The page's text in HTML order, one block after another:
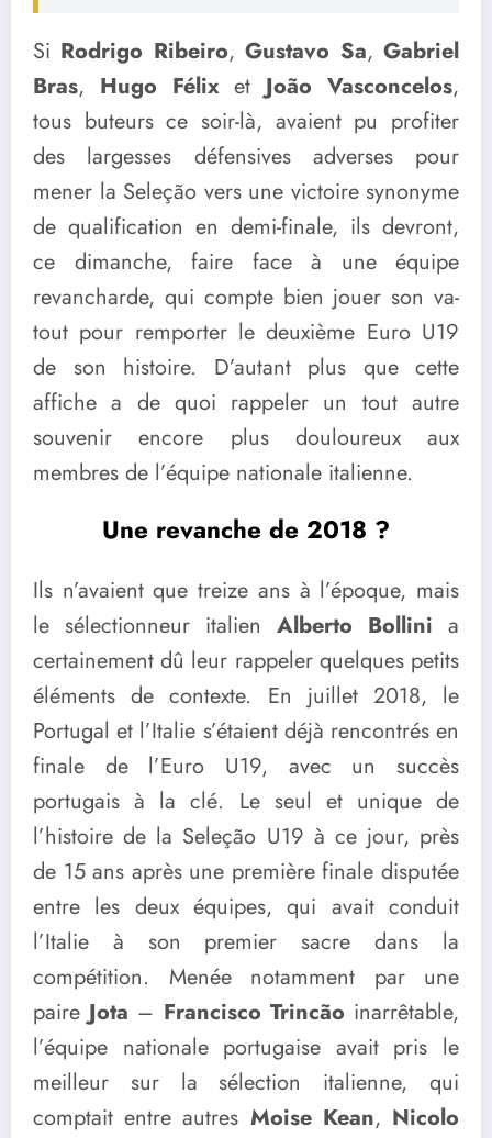
Si Rodrigo Ribeiro,Gustavo Sa,Gabriel
Bras, Hugo FélixetJoão Vasconcelos,
tous buteurs ce soir-là, avaient pu profiter
des largesses défensives adverses pour
mener la Seleção vers une victoire synonyme
de qualification en demi-finale, ils devront,
ce dimanche, faire face à une équipe
revancharde, qui compte bien jouer son va-
tout pour remporter le deuxième Euro U19
de son histoire. D’autant plus que cette
affiche a de quoi rappeler un tout autre
souvenir encore plus douloureux aux
membres de l’équipe nationale italienne.
Une revanche de 2018 ?
Ils n’avaient que treize ans à l’époque, mais
le sélectionneur italien Alberto Bollini a
certainement dû leur rappeler quelques petits
éléments de contexte. En juillet 2018, le
Portugal et l’Italie s’étaient déjà rencontrés en
finale de l’Euro U19, avec un succès
portugais à la clé. Le seul et unique de
l’histoire de la Seleção U19 à ce jour, près
de 15 ans après une première finale disputée
entre les deux équipes, qui avait conduit
l’Italie à son premier sacre dans la
compétition. Menée notamment par une
paire Jota – Francisco Trincão inarrêtable,
l’équipe nationale portugaise avait pris le
meilleur sur la sélection italienne, qui
comptait entre autres Moise Kean, Nicolo